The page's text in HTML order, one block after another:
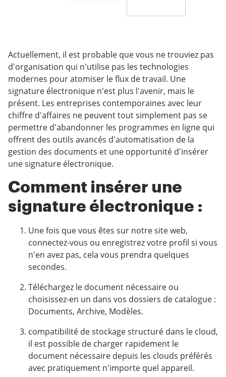
Actuellement, il est probable que vous ne trouviez pas
d'organisation qui n'utilise pas les technologies
modernes pour atomiser le flux de travail. Une
signature électronique n'est plus l'avenir, mais le
présent. Les entreprises contemporaines avec leur
chiffre d'affaires ne peuvent tout simplement pas se
permettre d'abandonner les programmes en ligne qui
offrent des outils avancés d'automatisation de la
gestion des documents et une opportunité d'insérer
une signature électronique.
Comment insérer une
signature électronique :
Une fois que vous êtes sur notre site web,
connectez-vous ou enregistrez votre profil si vous
n'en avez pas, cela vous prendra quelques
secondes.
Téléchargez le document nécessaire ou
choisissez-en un dans vos dossiers de catalogue :
Documents, Archive, Modèles.
compatibilité de stockage structuré dans le cloud,
il est possible de charger rapidement le
document nécessaire depuis les clouds préférés
avec pratiquement n'importe quel appareil.